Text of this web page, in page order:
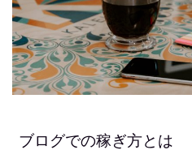
ブログでの稼ぎ方とは